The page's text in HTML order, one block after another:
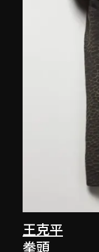
王克平
拳頭